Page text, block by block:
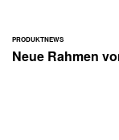
PRODUKTNEWS
Neue Rahmen